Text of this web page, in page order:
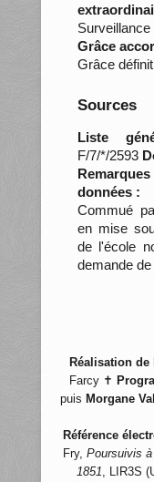
Surveillance
Grâce
Grâce
Sources
Liste
F/7/*/2593
données :
Commué
en mise
de l'école
demande
Réalisation de
Farcy ✝
puis Morgane
Référence
Fry, Poursuivis à
1851, LIR3S